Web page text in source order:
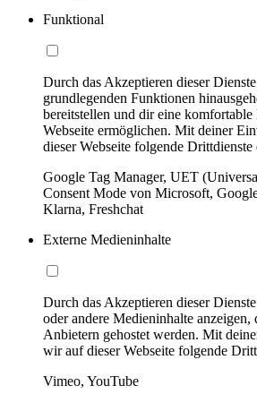
Funktional
Durch das Akzeptieren dieser
grundlegenden Funktionen
bereitstellen und dir eine komfortable
Webseite ermöglichen. Mit deiner
dieser Webseite folgende Drittdienste
Google Tag Manager, UET
Consent Mode von Microsoft,
Klarna, Freshchat
Externe Medieninhalte
Durch das Akzeptieren dieser
oder andere Medieninhalte anzeigen,
Anbietern gehostet werden. Mit
wir auf dieser Webseite folgende
Vimeo, YouTube